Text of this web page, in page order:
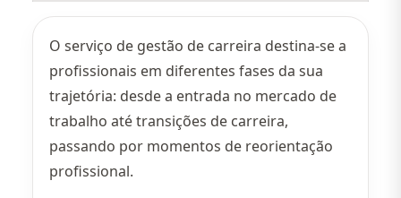
O serviço de gestão de carreira destina-se a
profissionais em diferentes fases da sua
trajetória: desde a entrada no mercado de
trabalho até transições de carreira,
passando por momentos de reorientação
profissional.